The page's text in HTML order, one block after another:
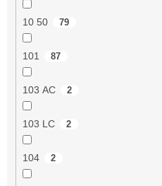
10 50 79
101 87
103 AC 2
103 LC 2
104 2